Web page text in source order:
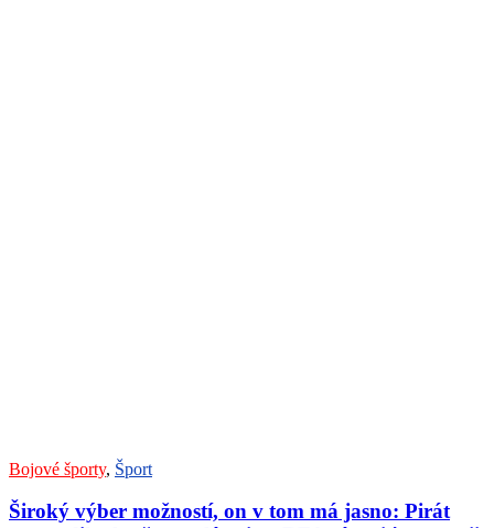
Bojové športy, Šport
Široký výber možností, on v tom má jasno: Pirát